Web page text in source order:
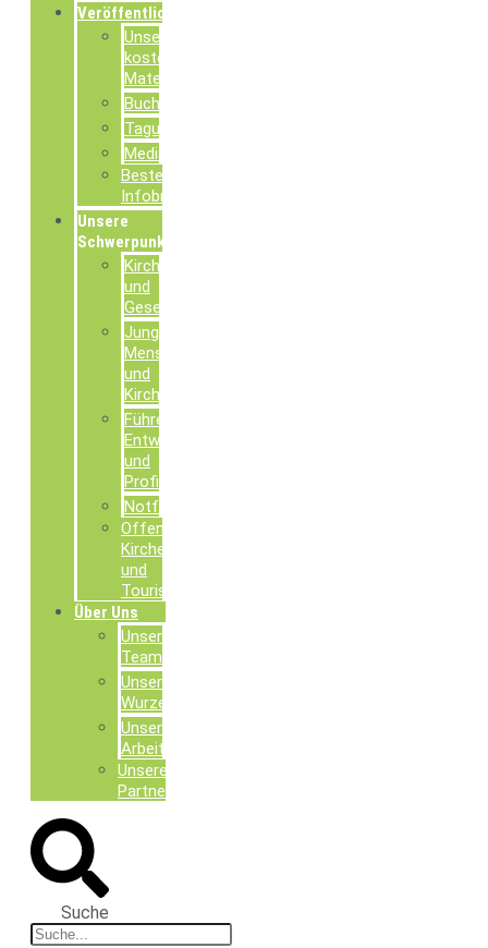
Veröffentlichungen
Unsere
kostenlosen
Materialien
Buchpublikationen
Tagungsdokumentationen
Mediathek
Bestellung
Infobroschüren
Unsere
Schwerpunkte
Kirche
und
Gesellschaft
Junge
Menschen
und
Kirche
Führen,
Entwickeln
und
Profilieren
Notfallseelsorge
Offene
Kirchen
und
Tourismusseelsorge
Über Uns
Unser
Team
Unsere
Wurzeln
Unsere
Arbeit
Unsere
Partner
Suche